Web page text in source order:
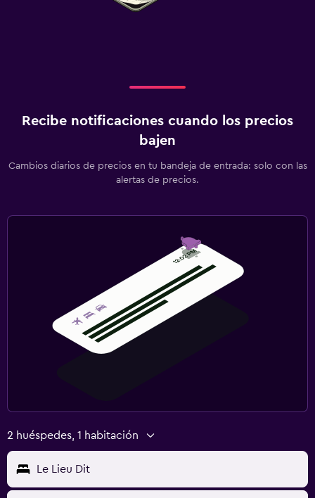
Recibe notificaciones cuando los precios
bajen
Cambios diarios de precios en tu bandeja de entrada: solo con las
alertas de precios.
2 huéspedes, 1 habitación
Le Lieu Dit